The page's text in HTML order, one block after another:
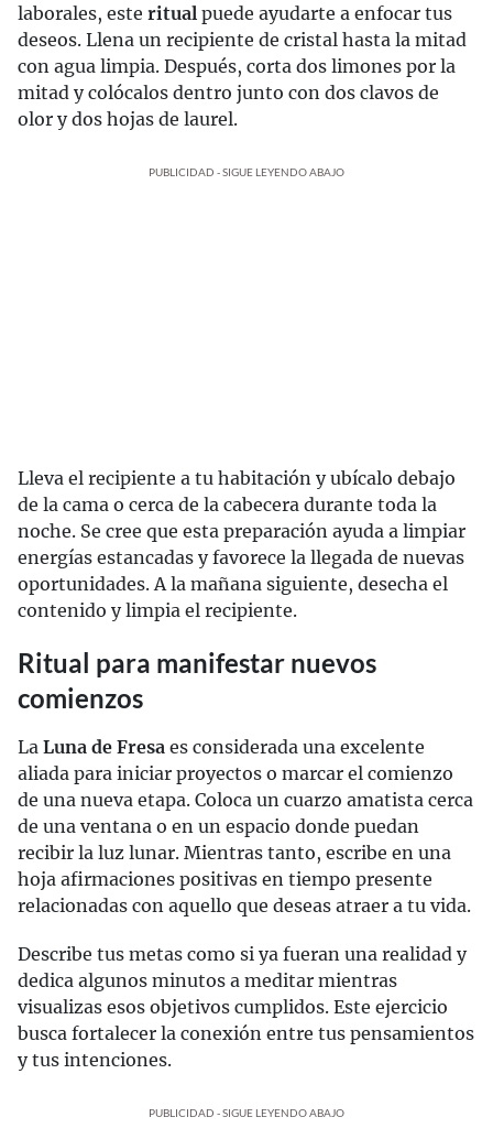
laborales, este ritual puede ayudarte a enfocar tus
deseos. Llena un recipiente de cristal hasta la mitad
con agua limpia. Después, corta dos limones por la
mitad y colócalos dentro junto con dos clavos de
olor y dos hojas de laurel.
PUBLICIDAD - SIGUE LEYENDO ABAJO
Lleva el recipiente a tu habitación y ubícalo debajo
de la cama o cerca de la cabecera durante toda la
noche. Se cree que esta preparación ayuda a limpiar
energías estancadas y favorece la llegada de nuevas
oportunidades. A la mañana siguiente, desecha el
contenido y limpia el recipiente.
Ritual para manifestar nuevos
comienzos
La Luna de Fresa es considerada una excelente
aliada para iniciar proyectos o marcar el comienzo
de una nueva etapa. Coloca un cuarzo amatista cerca
de una ventana o en un espacio donde puedan
recibir la luz lunar. Mientras tanto, escribe en una
hoja afirmaciones positivas en tiempo presente
relacionadas con aquello que deseas atraer a tu vida.
Describe tus metas como si ya fueran una realidad y
dedica algunos minutos a meditar mientras
visualizas esos objetivos cumplidos. Este ejercicio
busca fortalecer la conexión entre tus pensamientos
y tus intenciones.
PUBLICIDAD - SIGUE LEYENDO ABAJO